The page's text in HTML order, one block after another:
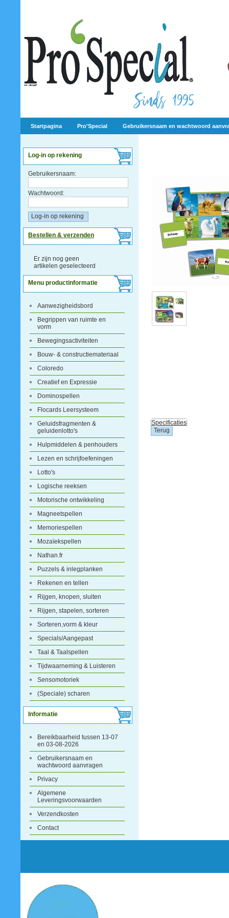
Startpagina Pro'Special Gebruikersnaam en wachtwoord
Log-in op rekening
Gebruikersnaam:
Wachtwoord:
Bestellen & verzenden
Er zijn nog geen
artikelen geselecteerd
Menu productinformatie
Aanwezigheidsbord
Begrippen van ruimte en
vorm
Bewegingsactiviteiten
Bouw- & constructiemateriaal
Coloredo
Creatief en Expressie
Dominospellen
Flocards Leersysteem
Geluidsfragmenten &
geluidenlotto's
Hulpmiddelen & penhouders
Lezen en schrijfoefeningen
Lotto's
Logische reeksen
Motorische ontwikkeling
Magneetspellen
Memoriespellen
Mozaïekspellen
Nathan.fr
Puzzels & inlegplanken
Rekenen en tellen
Rijgen, knopen, sluiten
Rijgen, stapelen, sorteren
Sorteren,vorm & kleur
Specials/Aangepast
Taal & Taalspellen
Tijdwaarneming & Luisteren
Sensomotoriek
(Speciale) scharen
Informatie
Bereikbaarheid tussen 13-07
en 03-08-2026
Gebruikersnaam en
wachtwoord aanvragen
Privacy
Algemene
Leveringsvoorwaarden
Verzendkosten
Contact
Specificaties